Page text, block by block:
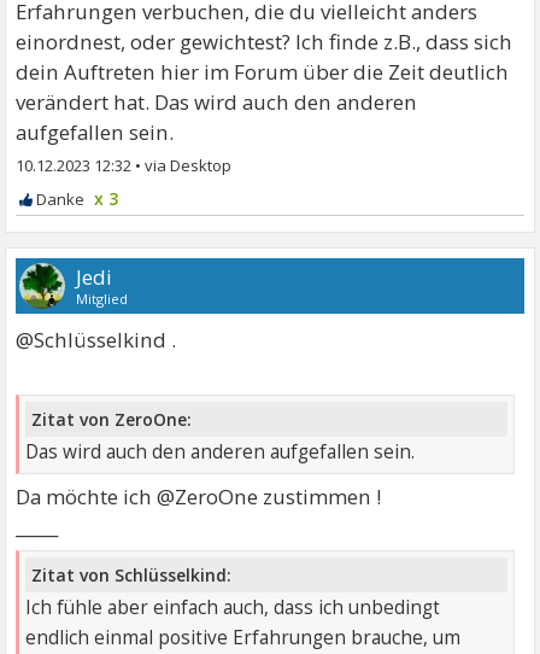
Erfahrungen verbuchen, die du vielleicht anders
einordnest, oder gewichtest? Ich finde z.B., dass sich
dein Auftreten hier im Forum über die Zeit deutlich
verändert hat. Das wird auch den anderen
aufgefallen sein.
10.12.2023 12:32 •
x 3
Jedi
Mitglied
@Schlüsselkind .
Zitat von ZeroOne:
Das wird auch den anderen aufgefallen sein.
Da möchte ich @ZeroOne zustimmen !
Zitat von Schlüsselkind:
Ich fühle aber einfach auch, dass ich unbedingt
endlich einmal positive Erfahrungen brauche, um